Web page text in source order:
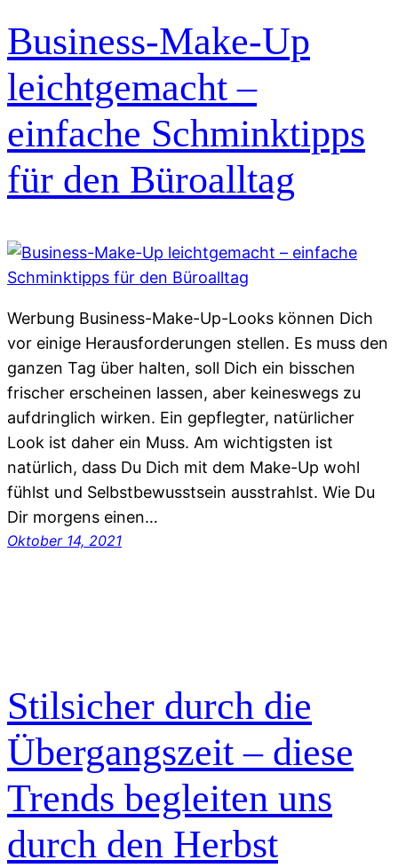
Business-Make-Up
leichtgemacht –
einfache Schminktipps
für den Büroalltag
Werbung Business-Make-Up-Looks können Dich
vor einige Herausforderungen stellen. Es muss den
ganzen Tag über halten, soll Dich ein bisschen
frischer erscheinen lassen, aber keineswegs zu
aufdringlich wirken. Ein gepflegter, natürlicher
Look ist daher ein Muss. Am wichtigsten ist
natürlich, dass Du Dich mit dem Make-Up wohl
fühlst und Selbstbewusstsein ausstrahlst. Wie Du
Dir morgens einen…
Oktober 14, 2021
Stilsicher durch die
Übergangszeit – diese
Trends begleiten uns
durch den Herbst